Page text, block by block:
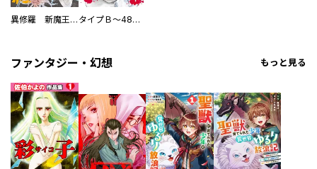
異修羅 新魔王戦争 タイプＢ～48時間後、致死率100％～【単話】
ファンタジー・幻想 もっと見る